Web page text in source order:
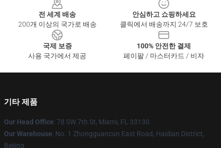
전 세계 배송
200개 이상의 국가로 배송
안심하고 쇼핑하세요
클릭에서 배송까지 24/7 보호
국제 보증
사용 국가에서 제공
100% 안전한 결제
페이팔 / 마스터카드 / 비자
기타 제품
Our Head Office: 78 SW 7th St, Miami, FL 33130
Our Warehouse: No. 1 Zhongguancun East Road, Haidian District,
Beijing